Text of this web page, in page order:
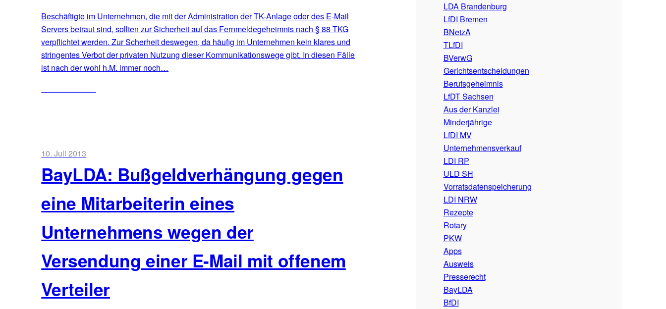
Beschäftigte im Unternehmen, die mit der Administration der TK-Anlage oder des E-Mail
Servers betraut sind, sollten zur Sicherheit auf das Fernmeldegeheimnis nach § 88 TKG
verpflichtet werden. Zur Scherheit deswegen, da häufig im Unternehmen kein klares und
stringentes Verbot der privaten Nutzung dieser Kommunikationswege gibt. In diesen Fälle
ist nach der wohl h.M. immer noch…
10. Juli 2013
BayLDA: Bußgeldverhängung gegen
eine Mitarbeiterin eines
Unternehmens wegen der
Versendung einer E-Mail mit offenem
Verteiler
LDA Brandenburg
LfDI Bremen
BNetzA
TLfDI
BVerwG
Gerichtsentscheidungen
Berufsgeheimnis
LfDT Sachsen
Aus der Kanzlei
Minderjährige
LfDI MV
Unternehmensverkauf
LDI RP
ULD SH
Vorratsdatenspeicherung
LDI NRW
Rezepte
Rotary
PKW
Apps
Ausweis
Presserecht
BayLDA
BfDI